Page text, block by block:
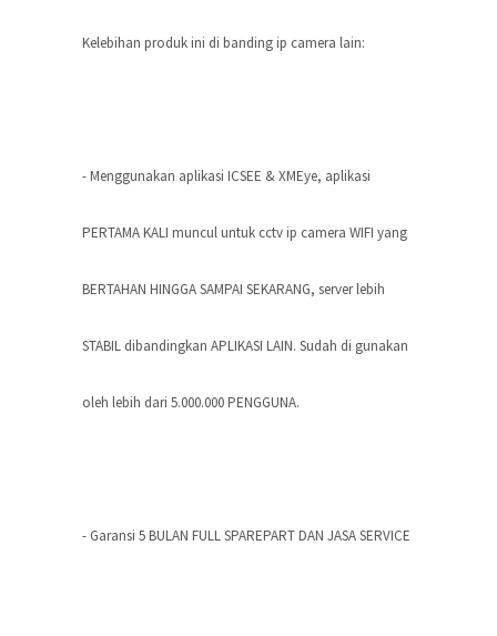
Kelebihan produk ini di banding ip camera lain:
- Menggunakan aplikasi ICSEE & XMEye, aplikasi
PERTAMA KALI muncul untuk cctv ip camera WIFI yang
BERTAHAN HINGGA SAMPAI SEKARANG, server lebih
STABIL dibandingkan APLIKASI LAIN. Sudah di gunakan
oleh lebih dari 5.000.000 PENGGUNA.
- Garansi 5 BULAN FULL SPAREPART DAN JASA SERVICE